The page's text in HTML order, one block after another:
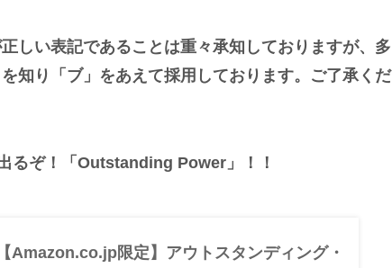
しい表記であることは重々承知しておりますが、多
知り「ブ」をあえて採用しております。ご了承くだ
るぞ！「Outstanding Power」！！
Amazon.co.jp限定】アウトスタンディング・